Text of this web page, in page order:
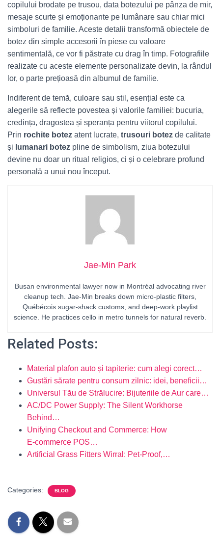
copilului brodate pe trusou, data botezului pe pânza de mir,
mesaje scurte și emoționante pe lumânare sau chiar mici
simboluri de familie. Aceste detalii transformă obiectele de
botez din simple accesorii în piese cu valoare
sentimentală, ce vor fi păstrate cu drag în timp. Fotografiile
realizate cu aceste elemente personalizate devin, la rândul
lor, o parte prețioasă din albumul de familie.
Indiferent de temă, culoare sau stil, esențial este ca
alegerile să reflecte povestea și valorile familiei: bucuria,
credința, dragostea și speranța pentru viitorul copilului.
Prin rochite botez atent lucrate, trusouri botez de calitate
și lumanari botez pline de simbolism, ziua botezului
devine nu doar un ritual religios, ci și o celebrare profund
personală a unui nou început.
Jae-Min Park
Busan environmental lawyer now in Montréal advocating river
cleanup tech. Jae-Min breaks down micro-plastic filters,
Québécois sugar-shack customs, and deep-work playlist
science. He practices cello in metro tunnels for natural reverb.
Related Posts:
Material plafon auto și tapiterie: cum alegi corect…
Gustări sărate pentru consum zilnic: idei, beneficii…
Universul Tău de Strălucire: Bijuteriile de Aur care…
AC/DC Power Supply: The Silent Workhorse
Behind…
Unifying Checkout and Commerce: How
E‑commerce POS…
Artificial Grass Fitters Wirral: Pet‑Proof,…
Categories: BLOG